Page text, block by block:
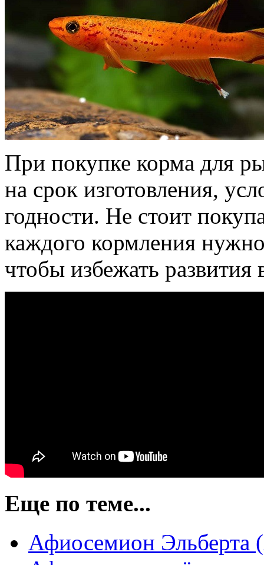
При покупке корма для
на срок изготовления,
годности. Не стоит
каждого кормления
чтобы избежать
Еще по теме...
Афиосемион Эльберта